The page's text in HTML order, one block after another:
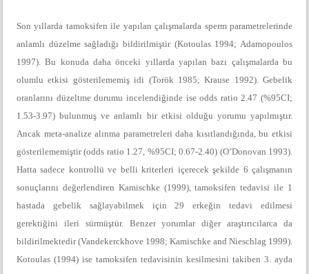
Son yıllarda tamoksifen ile yapılan çalışmalarda sperm parametrelerinde
anlamlı düzelme sağladığı bildirilmiştir (Kotoulas 1994; Adamopoulos
1997). Bu konuda daha önceki yıllarda yapılan bazı çalışmalarda bu
olumlu etkisi gösterilememiş idi (Torök 1985; Krause 1992). Gebelik
oranlarını düzeltme durumu incelendiğinde ise odds ratio 2.47 (%95CI;
1.53-3.97) bulunmuş ve anlamlı bir etkisi olduğu yorumu yapılmıştır.
Ancak meta-analize alınma parametreleri daha kısıtlandığında, bu etkisi
gösterilememiştir (odds ratio 1.27, %95CI; 0.67-2.40) (O’Donovan 1993).
Hatta sadece kontrollü ve belli kriterleri içerecek şekilde 6 çalışmanın
sonuçlarını değerlendiren Kamischke (1999), tamoksifen tedavisi ile 1
hastada gebelik sağlayabilmek için 29 erkeğin tedavi edilmesi
gerektiğini ileri sürmüştür. Benzer yorumlar diğer araştırıcılarca da
bildirilmektedir (Vandekerckhove 1998; Kamischke and Nieschlag 1999).
Kotoulas (1994) ise tamoksifen tedavisinin kesilmesini takiben 3. ayda